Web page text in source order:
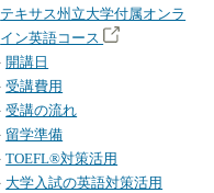
テキサス州立大学付属オンラ
イン英語コース
開講日
受講費用
受講の流れ
留学準備
TOEFL®対策活用
大学入試の英語対策活用